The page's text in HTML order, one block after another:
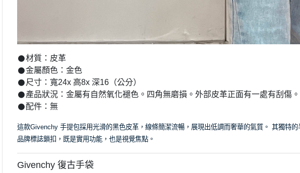
𒊹︎材質：皮革
𒊹︎金屬顏色：金色
𒊹︎尺寸：寬24x 高8x 深16（公分）
𒊹︎產品狀況：金屬有自然氧化褪色。四角無磨損。外部皮革正面有一處有刮傷。
𒊹︎配件：無
這款Givenchy 手提包採用光滑的黑色皮革，線條簡潔流暢，展現出低調而奢華的氣質。 其獨特的
品牌標誌鎖扣，既是實用功能，也是視覺焦點。
Givenchy 復古手袋